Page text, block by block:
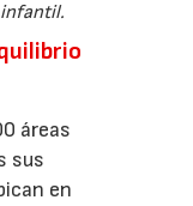
infantil.
áreas
sus
en